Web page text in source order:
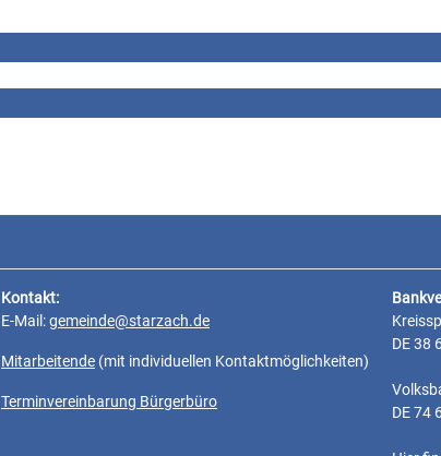
Kontakt:
E-Mail:gemeinde@starzach.de
Mitarbeitende (mit individuellen Kontaktmöglichkeiten)
Terminvereinbarung Bürgerbüro
DE 38
DE 74